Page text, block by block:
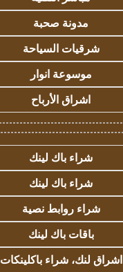
مدونة صحبة
شرقيات السياحة
موسوعة انوار
اشراق الأرباح
شراء باك لينك
شراء باك لينك
شراء روابط نصية
باقات باك لينك
اشراق لنك، شراء باكلينكات